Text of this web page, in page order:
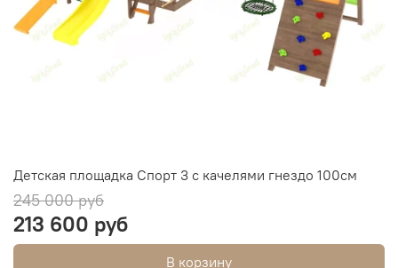
Детская площадка Спорт 3 с качелями гнездо 100см
245 000 руб
213 600 руб
В корзину